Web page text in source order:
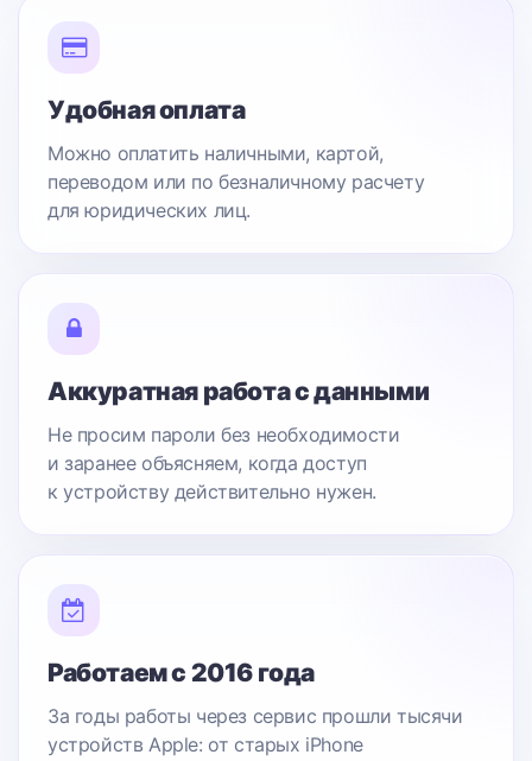
Удобная оплата
Можно оплатить наличными, картой,
переводом или по безналичному расчету
для юридических лиц.
Аккуратная работа с данными
Не просим пароли без необходимости
и заранее объясняем, когда доступ
к устройству действительно нужен.
Работаем с 2016 года
За годы работы через сервис прошли тысячи
устройств Apple: от старых iPhone